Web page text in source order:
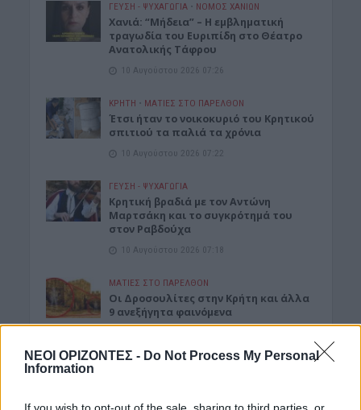
ΝΕΟΙ ΟΡΙΖΟΝΤΕΣ - Do Not Process My Personal
Information
If you wish to opt-out of the sale, sharing to third parties, or
ΓΕΎΣΗ - ΨΥΧΑΓΩΓΊΑ • ΝΟΜΌΣ ΧΑΝΊΩΝ
Χανιά: “Μήδεια” – Η εμβληματική
τραγωδία του Ευριπίδη στο Θέατρο
Ανατολικής Τάφρου
10 Αυγούστου 2026 07:26
ΚΡΗΤΗ • ΜΑΤΙΕΣ ΣΤΟ ΠΑΡΕΛΘΟΝ
Έτσι ήταν το νοικοκυριό του Κρητικού
σπιτιού τα παλιά τα χρόνια
10 Αυγούστου 2026 07:22
ΓΕΎΣΗ - ΨΥΧΑΓΩΓΊΑ
Kρητική βραδιά με τον Αντώνη
Μαρτσάκη και το συγκρότημά του
στον Ραβδούχα
10 Αυγούστου 2026 07:18
ΜΑΤΙΕΣ ΣΤΟ ΠΑΡΕΛΘΟΝ
Οι Δροσουλίτες στην Κρήτη και άλλα
9 ανεξήγητα φαινόμενα
Δημοφιλή αυτή την εβδομάδα